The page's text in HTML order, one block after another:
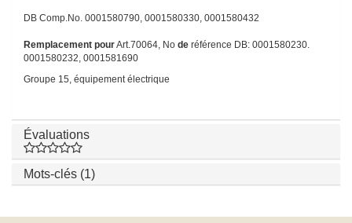
DB Comp.No. 0001580790, 0001580330, 0001580432
Remplacement pourArt.70064, No de référence DB: 0001580230.
0001580232, 0001581690
Groupe 15, équipement électrique
Évaluations
Mots-clés (1)